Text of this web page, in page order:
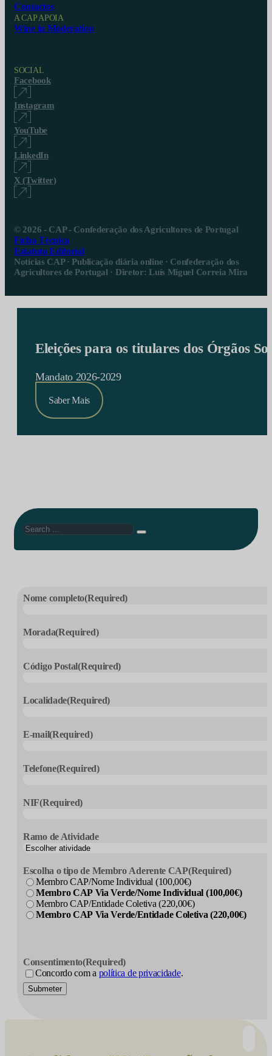
Contactos
A CAP APOIA
Wine in Moderation
SOCIAL
Facebook
Instagram
YouTube
LinkedIn
X (Twitter)
© 2026 - CAP - Confederação dos Agricultores de Portugal
Ficha Técnica
Estatuto Editorial
Notícias CAP · Publicação diária online · Confederação dos
Agricultores de Portugal · Diretor: Luís Miguel Correia Mira
Eleições para os titulares dos Órgãos
Mandato 2026-2029
Saber Mais
Search
Nome completo(Required)
Morada(Required)
Código Postal(Required)
Localidade(Required)
E-mail(Required)
Telefone(Required)
NIF(Required)
Ramo de Atividade
Escolha o tipo de Membro Aderente CAP(Required)
Membro CAP/Nome Individual (100,00€)
Membro CAP Via Verde/Nome Individual (100,00€)
Membro CAP/Entidade Coletiva (220,00€)
Membro CAP Via Verde/Entidade Coletiva (220,00€)
Consentimento(Required)
Concordo com a política de privacidade.
Submeter